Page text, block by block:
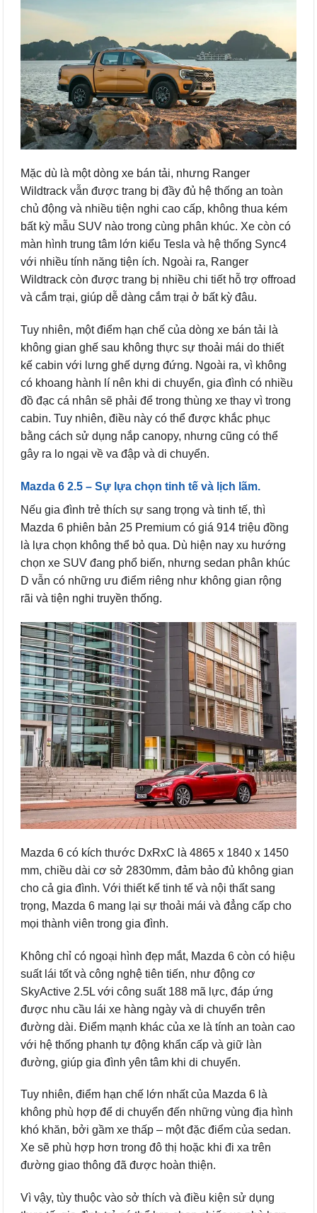
Mặc dù là một dòng xe bán tải, nhưng Ranger
Wildtrack vẫn được trang bị đầy đủ hệ thống an toàn
chủ động và nhiều tiện nghi cao cấp, không thua kém
bất kỳ mẫu SUV nào trong cùng phân khúc. Xe còn có
màn hình trung tâm lớn kiểu Tesla và hệ thống Sync4
với nhiều tính năng tiện ích. Ngoài ra, Ranger
Wildtrack còn được trang bị nhiều chi tiết hỗ trợ offroad
và cắm trại, giúp dễ dàng cắm trại ở bất kỳ đâu.
Tuy nhiên, một điểm hạn chế của dòng xe bán tải là
không gian ghế sau không thực sự thoải mái do thiết
kế cabin với lưng ghế dựng đứng. Ngoài ra, vì không
có khoang hành lí nên khi di chuyển, gia đình có nhiều
đồ đạc cá nhân sẽ phải để trong thùng xe thay vì trong
cabin. Tuy nhiên, điều này có thể được khắc phục
bằng cách sử dụng nắp canopy, nhưng cũng có thể
gây ra lo ngại về va đập và di chuyển.
Mazda 6 2.5 – Sự lựa chọn tinh tế và lịch lãm.
Nếu gia đình trẻ thích sự sang trọng và tinh tế, thì
Mazda 6 phiên bản 25 Premium có giá 914 triệu đồng
là lựa chọn không thể bỏ qua. Dù hiện nay xu hướng
chọn xe SUV đang phổ biến, nhưng sedan phân khúc
D vẫn có những ưu điểm riêng như không gian rộng
rãi và tiện nghi truyền thống.
Mazda 6 có kích thước DxRxC là 4865 x 1840 x 1450
mm, chiều dài cơ sở 2830mm, đảm bảo đủ không gian
cho cả gia đình. Với thiết kế tinh tế và nội thất sang
trọng, Mazda 6 mang lại sự thoải mái và đẳng cấp cho
mọi thành viên trong gia đình.
Không chỉ có ngoại hình đẹp mắt, Mazda 6 còn có hiệu
suất lái tốt và công nghệ tiên tiến, như động cơ
SkyActive 2.5L với công suất 188 mã lực, đáp ứng
được nhu cầu lái xe hàng ngày và di chuyển trên
đường dài. Điểm mạnh khác của xe là tính an toàn cao
với hệ thống phanh tự động khẩn cấp và giữ làn
đường, giúp gia đình yên tâm khi di chuyển.
Tuy nhiên, điểm hạn chế lớn nhất của Mazda 6 là
không phù hợp để di chuyển đến những vùng địa hình
khó khăn, bởi gầm xe thấp – một đặc điểm của sedan.
Xe sẽ phù hợp hơn trong đô thị hoặc khi đi xa trên
đường giao thông đã được hoàn thiện.
Vì vậy, tùy thuộc vào sở thích và điều kiện sử dụng